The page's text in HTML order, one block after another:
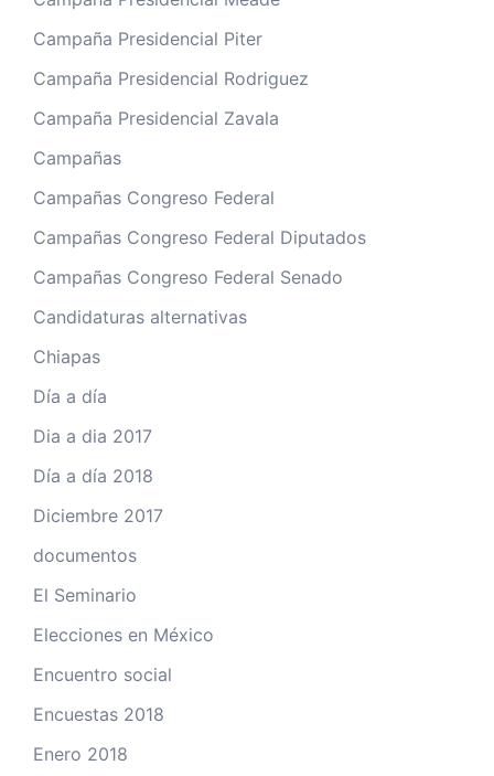
Campaña Presidencial Piter
Campaña Presidencial Rodriguez
Campaña Presidencial Zavala
Campañas
Campañas Congreso Federal
Campañas Congreso Federal Diputados
Campañas Congreso Federal Senado
Candidaturas alternativas
Chiapas
Día a día
Dia a dia 2017
Día a día 2018
Diciembre 2017
documentos
El Seminario
Elecciones en México
Encuentro social
Encuestas 2018
Enero 2018